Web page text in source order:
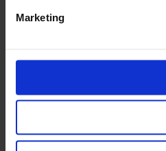
Marketing
Trapezplader
Gavlbeklædning
Inddækning
Facadeinddækninger
Diverse tilbehør